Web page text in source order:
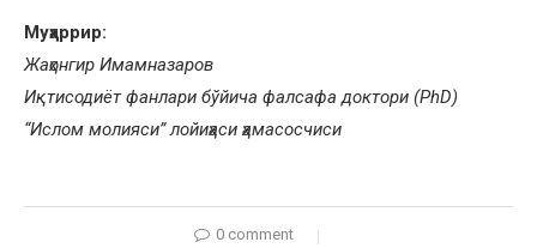
Муҳаррир:
Жаҳонгир Имамназаров
Иқтисодиёт фанлари бўйича фалсафа доктори (PhD)
“Ислом молияси” лойиҳаси ҳамасосчиси
0 comment